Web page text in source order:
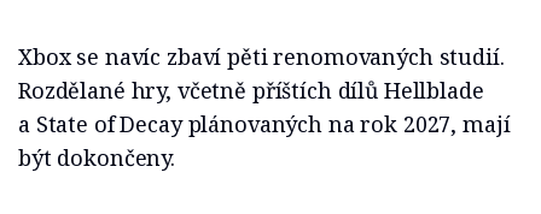
Xbox se navíc zbaví pěti renomovaných studií.
Rozdělané hry, včetně příštích dílů Hellblade
a State of Decay plánovaných na rok 2027, mají
být dokončeny.